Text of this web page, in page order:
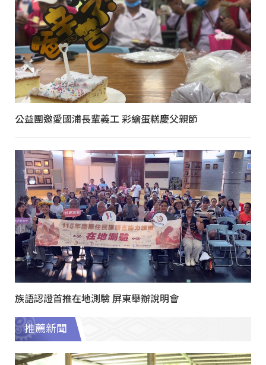
公益團邀愛國浦長輩義工 彩繪蛋糕慶父親節
族語認證首推在地測驗 屏東舉辦說明會
推薦新聞